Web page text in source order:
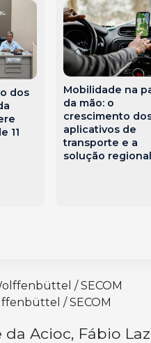
dos
11
Mobilidade na
da mão: o
crescimento
aplicativos de
transporte e a
solução regional
/ SECOM
Acioc, Fábio